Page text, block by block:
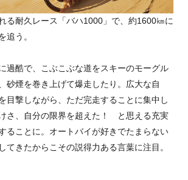
る耐久レース「バハ1000」で、約1600㎞に
追う。
過酷で、こぶこぶな道をスキーのモーグル
砂煙を巻き上げて爆走したり。広大な自
目撃しながら、ただ完走することに集中し
さ、自分の限界を超えた！ と思える充実
ることに。オートバイが好きでたまらない
てきたからこその説得力ある言葉に注目。